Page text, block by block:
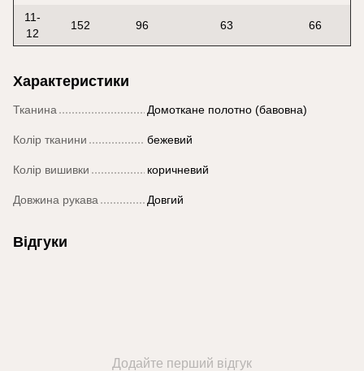
11-
12
152 96 63 66
Характеристики
Тканина Домоткане полотно (бавовна)
Колір тканини бежевий
Колір вишивки коричневий
Довжина рукава Довгий
Відгуки
Додайте перший відгук